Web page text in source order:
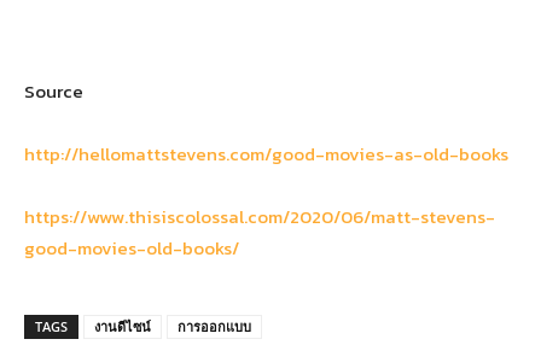
Source
http://hellomattstevens.com/good-movies-as-old-books
https://www.thisiscolossal.com/2020/06/matt-stevens-
good-movies-old-books/
TAGS งานดีไซน์ การออกแบบ